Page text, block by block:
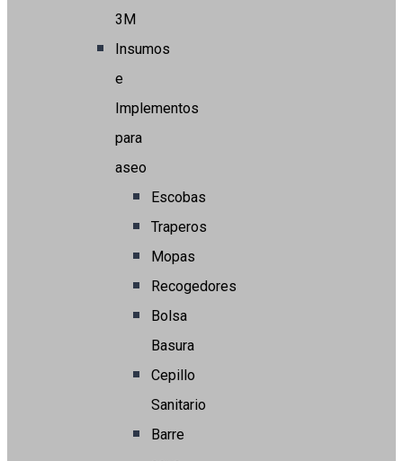
3M
Insumos
e
Implementos
para
aseo
Escobas
Traperos
Mopas
Recogedores
Bolsa
Basura
Cepillo
Sanitario
Barre